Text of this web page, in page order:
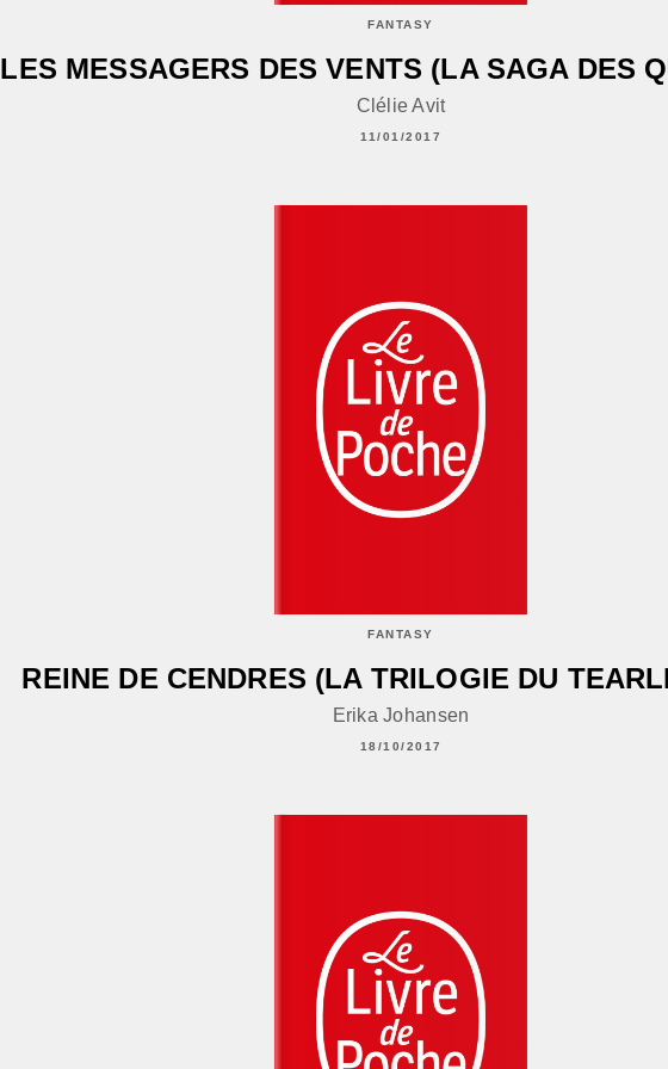
FANTASY
LES MESSAGERS DES VENTS (LA SAGA DES
Clélie Avit
11/01/2017
FANTASY
REINE DE CENDRES (LA TRILOGIE DU
Erika Johansen
18/10/2017